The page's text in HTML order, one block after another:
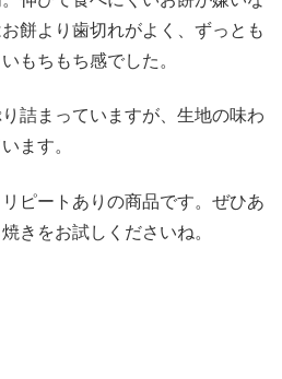
餅より歯切れがよく、ずっとも
もちもち感でした。
詰まっていますが、生地の味わ
ます。
ピートありの商品です。ぜひあ
きをお試しくださいね。